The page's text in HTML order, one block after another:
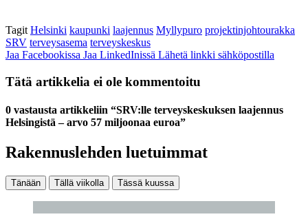
Tagit Helsinki kaupunki laajennus Myllypuro projektinjohtourakka
SRV terveysasema terveyskeskus
Jaa Facebookissa Jaa LinkedInissä Lähetä linkki sähköpostilla
Tätä artikkelia ei ole kommentoitu
0 vastausta artikkeliin “SRV:lle terveyskeskuksen laajennus
Helsingistä – arvo 57 miljoonaa euroa”
Rakennuslehden luetuimmat
Tänään Tällä viikolla Tässä kuussa